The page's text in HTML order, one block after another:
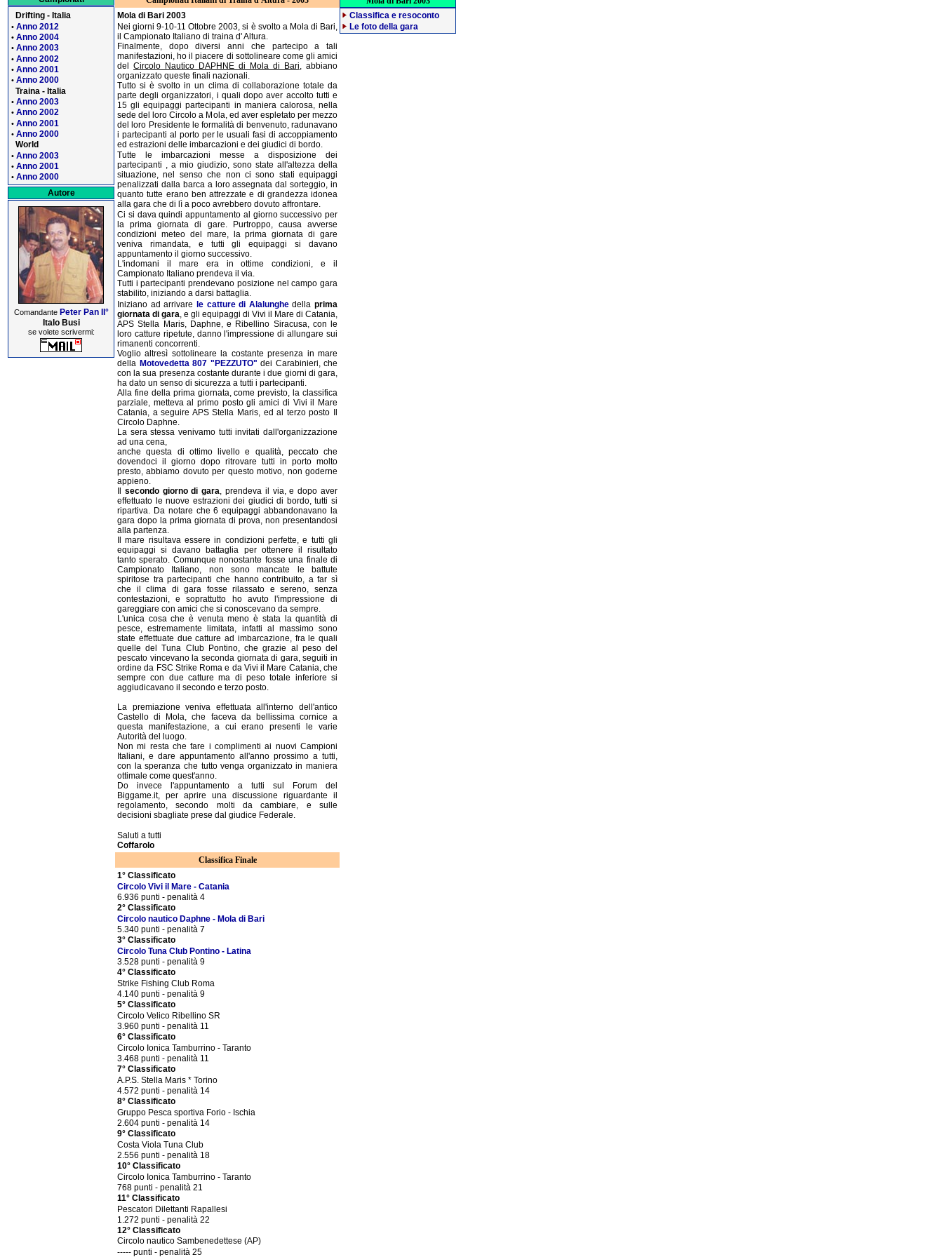
Drifting - Italia
• Anno 2012
• Anno 2004
• Anno 2003
• Anno 2002
• Anno 2001
• Anno 2000
Traina - Italia
• Anno 2003
• Anno 2002
• Anno 2001
• Anno 2000
World
• Anno 2003
• Anno 2001
• Anno 2000
Autore
Comandante Peter Pan II°
Italo Busi
se volete scrivermi:
Mola di Bari 2003
Nei giorni 9-10-11 Ottobre 2003, si è svolto a Mola di Bari,
il Campionato Italiano di traina d' Altura.
Finalmente, dopo diversi anni che partecipo a tali
manifestazioni, ho il piacere di sottolineare come gli amici
del Circolo Nautico DAPHNE di Mola di Bari , abbiano
organizzato queste finali nazionali.
Tutto si è svolto in un clima di collaborazione totale da
parte degli organizzatori, i quali dopo aver accolto tutti e
15 gli equipaggi partecipanti in maniera calorosa, nella
sede del loro Circolo a Mola, ed aver espletato per mezzo
del loro Presidente le formalità di benvenuto, radunavano
i partecipanti al porto per le usuali fasi di accoppiamento
ed estrazioni delle imbarcazioni e dei giudici di bordo.
Tutte le imbarcazioni messe a disposizione dei
partecipanti , a mio giudizio, sono state all'altezza della
situazione, nel senso che non ci sono stati equipaggi
penalizzati dalla barca a loro assegnata dal sorteggio, in
quanto tutte erano ben attrezzate e di grandezza idonea
alla gara che di lì a poco avrebbero dovuto affrontare.
Ci si dava quindi appuntamento al giorno successivo per
la prima giornata di gare. Purtroppo, causa avverse
condizioni meteo del mare, la prima giornata di gare
veniva rimandata, e tutti gli equipaggi si davano
appuntamento il giorno successivo.
L'indomani il mare era in ottime condizioni, e il
Campionato Italiano prendeva il via.
Tutti i partecipanti prendevano posizione nel campo gara
stabilito, iniziando a darsi battaglia.
Iniziano ad arrivare le catture di Alalunghedella prima
giornata di gara , e gli equipaggi di Vivi il Mare di Catania,
APS Stella Maris, Daphne, e Ribellino Siracusa, con le
loro catture ripetute, danno l'impressione di allungare sui
rimanenti concorrenti.
Voglio altresì sottolineare la costante presenza in mare
della Motovedetta 807 "PEZZUTO" dei Carabinieri, che
con la sua presenza costante durante i due giorni di gara,
ha dato un senso di sicurezza a tutti i partecipanti.
Alla fine della prima giornata, come previsto, la classifica
parziale, metteva al primo posto gli amici di Vivi il Mare
Catania, a seguire APS Stella Maris, ed al terzo posto Il
Circolo Daphne.
La sera stessa venivamo tutti invitati dall'organizzazione
ad una cena,
anche questa di ottimo livello e qualità, peccato che
dovendoci il giorno dopo ritrovare tutti in porto molto
presto, abbiamo dovuto per questo motivo, non goderne
appieno.
Il secondo giorno di gara , prendeva il via, e dopo aver
effettuato le nuove estrazioni dei giudici di bordo, tutti si
ripartiva. Da notare che 6 equipaggi abbandonavano la
gara dopo la prima giornata di prova, non presentandosi
alla partenza.
Il mare risultava essere in condizioni perfette, e tutti gli
equipaggi si davano battaglia per ottenere il risultato
tanto sperato. Comunque nonostante fosse una finale di
Campionato Italiano, non sono mancate le battute
spiritose tra partecipanti che hanno contribuito, a far sì
che il clima di gara fosse rilassato e sereno, senza
contestazioni, e soprattutto ho avuto l'impressione di
gareggiare con amici che si conoscevano da sempre.
L'unica cosa che è venuta meno è stata la quantità di
pesce, estremamente limitata, infatti al massimo sono
state effettuate due catture ad imbarcazione, fra le quali
quelle del Tuna Club Pontino, che grazie al peso del
pescato vincevano la seconda giornata di gara, seguiti in
ordine da FSC Strike Roma e da Vivi il Mare Catania, che
sempre con due catture ma di peso totale inferiore si
aggiudicavano il secondo e terzo posto.
La premiazione veniva effettuata all'interno dell'antico
Castello di Mola, che faceva da bellissima cornice a
questa manifestazione, a cui erano presenti le varie
Autorità del luogo.
Non mi resta che fare i complimenti ai nuovi Campioni
Italiani, e dare appuntamento all'anno prossimo a tutti,
con la speranza che tutto venga organizzato in maniera
ottimale come quest'anno.
Do invece l'appuntamento a tutti sul Forum del
Biggame.it, per aprire una discussione riguardante il
regolamento, secondo molti da cambiare, e sulle
decisioni sbagliate prese dal giudice Federale.
Saluti a tutti
Coffarolo
Classifica Finale
1° Classificato
Circolo Vivi il Mare - Catania
6.936 punti - penalità 4
2° Classificato
Circolo nautico Daphne - Mola di Bari
5.340 punti - penalità 7
3° Classificato
Circolo Tuna Club Pontino - Latina
3.528 punti - penalità 9
4° Classificato
Strike Fishing Club Roma
4.140 punti - penalità 9
5° Classificato
Circolo Velico Ribellino SR
3.960 punti - penalità 11
6° Classificato
Circolo Ionica Tamburrino - Taranto
3.468 punti - penalità 11
7° Classificato
A.P.S. Stella Maris * Torino
4.572 punti - penalità 14
8° Classificato
Gruppo Pesca sportiva Forio - Ischia
2.604 punti - penalità 14
9° Classificato
Costa Viola Tuna Club
2.556 punti - penalità 18
10° Classificato
Circolo Ionica Tamburrino - Taranto
768 punti - penalità 21
11° Classificato
Pescatori Dilettanti Rapallesi
1.272 punti - penalità 22
12° Classificato
Circolo nautico Sambenedettese (AP)
----- punti - penalità 25
Classifica e resoconto
Le foto della gara